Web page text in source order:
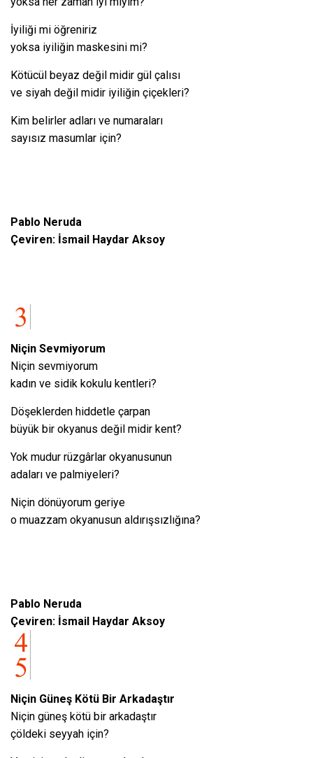
İyiliği mi öğreniriz
yoksa iyiliğin maskesini mi?
Kötücül beyaz değil midir gül çalısı
ve siyah değil midir iyiliğin çiçekleri?
Kim belirler adları ve numaraları
sayısız masumlar için?
Pablo Neruda
Çeviren: İsmail Haydar Aksoy
Niçin Sevmiyorum
Niçin sevmiyorum
kadın ve sidik kokulu kentleri?
Döşeklerden hiddetle çarpan
büyük bir okyanus değil midir kent?
Yok mudur rüzgârlar okyanusunun
adaları ve palmiyeleri?
Niçin dönüyorum geriye
o muazzam okyanusun aldırışsızlığına?
Pablo Neruda
Çeviren: İsmail Haydar Aksoy
Niçin Güneş Kötü Bir Arkadaştır
Niçin güneş kötü bir arkadaştır
çöldeki seyyah için?